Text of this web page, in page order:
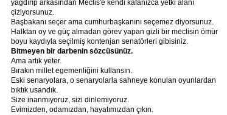
yağdırıp arkasından Meclis'e kendi kafanızca yetki alanı
çiziyorsunuz.
Başbakanı seçer ama cumhurbaşkanını seçemez diyorsunuz.
Halktan oy ve güç almadan görev yapan gizli bir meclisin ömür
boyu kaydıyla seçilmiş kontenjan senatörleri gibisiniz.
Bitmeyen bir darbenin sözcüsünüz.
Ama artık yeter.
Bırakın millet egemenliğini kullansın.
Eski senaryolara, o senaryolarla sahneye konulan oyunlardan
bıktık usandık.
Size inanmıyoruz, sizi dinlemiyoruz.
Evimizden, odamızdan, hayatımızdan çıkın.